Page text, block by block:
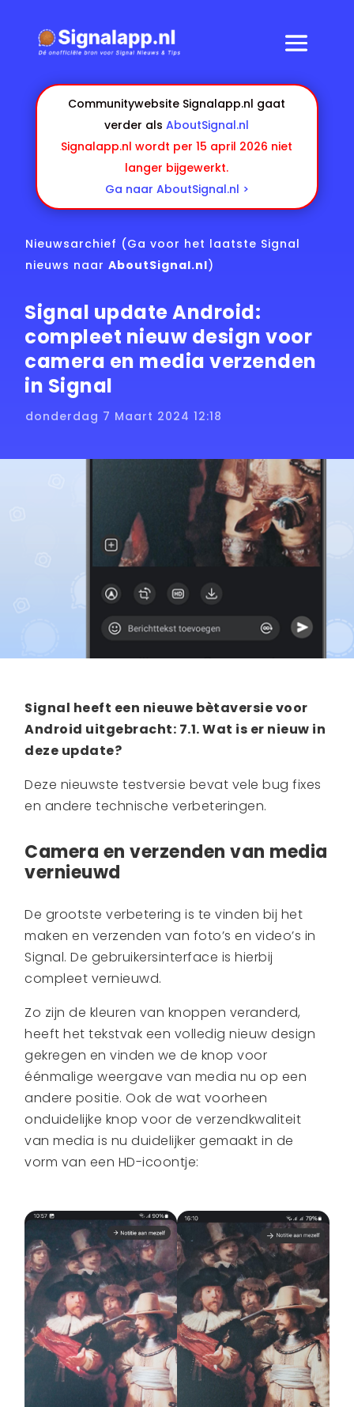
Communitywebsite Signalapp.nl gaat
verder alsAboutSignal.nl
Signalapp.nl wordt per 15 april 2026 niet
langer bijgewerkt.
Ga naar AboutSignal.nl >
Nieuwsarchief (Ga voor het laatste Signal
nieuws naarAboutSignal.nl)
Signal update Android:
compleet nieuw design voor
camera en media verzenden
in Signal
donderdag 7 Maart 2024 12:18
Signal heeft een nieuwe bètaversie voor
Android uitgebracht: 7.1. Wat is er nieuw in
deze update?
Deze nieuwste testversie bevat vele bug fixes
en andere technische verbeteringen.
Camera en verzenden van media
vernieuwd
De grootste verbetering is te vinden bij het
maken en verzenden van foto’s en video’s in
Signal. De gebruikersinterface is hierbij
compleet vernieuwd.
Zo zijn de kleuren van knoppen veranderd,
heeft het tekstvak een volledig nieuw design
gekregen en vinden we de knop voor
éénmalige weergave van media nu op een
andere positie. Ook de wat voorheen
onduidelijke knop voor de verzendkwaliteit
van media is nu duidelijker gemaakt in de
vorm van een HD-icoontje: